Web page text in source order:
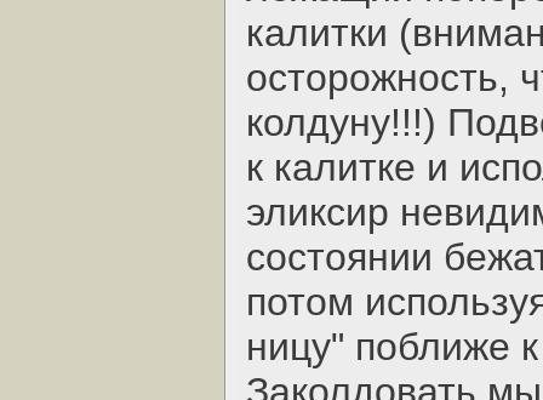
калитки
осторожность,
колдуну!!!)
к калитке и
эликсир
состоянии
потом
ницу" поближе